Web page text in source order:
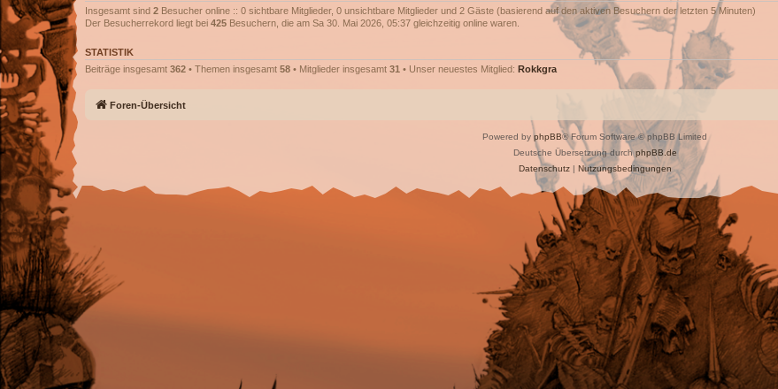
Insgesamt sind 2 Besucher online :: 0 sichtbare Mitglieder, 0 unsichtbare Mitglieder und 2 Gäste (basierend auf den aktiven Besuchern der letzten 5 Minuten)
Der Besucherrekord liegt bei 425 Besuchern, die am Sa 30. Mai 2026, 05:37 gleichzeitig online waren.
STATISTIK
Beiträge insgesamt 362 • Themen insgesamt 58 • Mitglieder insgesamt 31 • Unser neuestes Mitglied: Rokkgra
Foren-Übersicht
Powered by phpBB® Forum Software © phpBB Limited
Deutsche Übersetzung durch phpBB.de
Datenschutz| Nutzungsbedingungen